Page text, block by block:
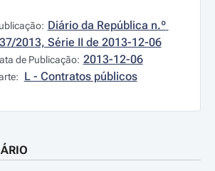
Diário da República n.º
2013, Série II de 2013-12-06
de Publicação: 2013-12-06
L - Contratos públicos